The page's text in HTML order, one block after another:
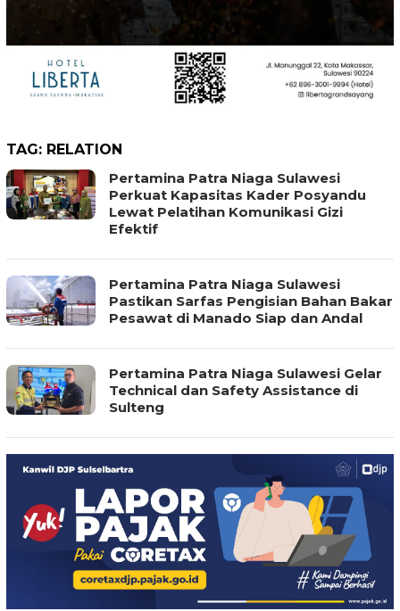
TAG: RELATION
Pertamina Patra Niaga Sulawesi
Perkuat Kapasitas Kader Posyandu
Lewat Pelatihan Komunikasi Gizi
Efektif
Pertamina Patra Niaga Sulawesi
Pastikan Sarfas Pengisian Bahan Bakar
Pesawat di Manado Siap dan Andal
Pertamina Patra Niaga Sulawesi Gelar
Technical dan Safety Assistance di
Sulteng